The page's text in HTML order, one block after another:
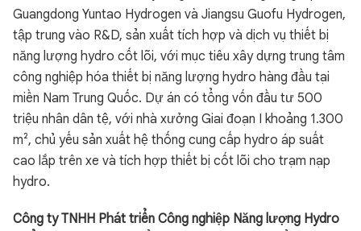
Guangdong Yuntao Hydrogen và Jiangsu Guofu Hydrogen,
tập trung vào R&D, sản xuất tích hợp và dịch vụ thiết bị
năng lượng hydro cốt lõi, với mục tiêu xây dựng trung tâm
công nghiệp hóa thiết bị năng lượng hydro hàng đầu tại
miền Nam Trung Quốc. Dự án có tổng vốn đầu tư 500
triệu nhân dân tệ, với nhà xưởng Giai đoạn I khoảng 1.300
m², chủ yếu sản xuất hệ thống cung cấp hydro áp suất
cao lắp trên xe và tích hợp thiết bị cốt lõi cho trạm nạp
hydro.
Công ty TNHH Phát triển Công nghiệp Năng lượng Hydro